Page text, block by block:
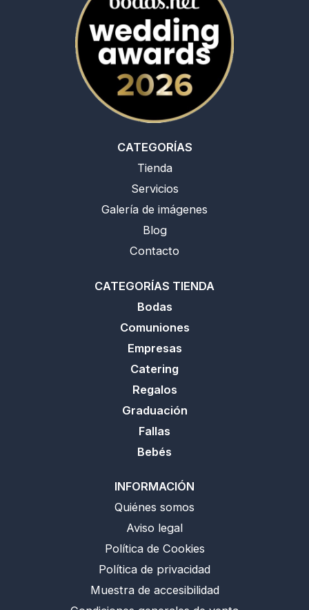
k
g
a
m
a
p
CATEGORÍAS
Tienda
Servicios
Galería de imágenes
Blog
Contacto
CATEGORÍAS TIENDA
Bodas
Comuniones
Empresas
Catering
Regalos
Graduación
Fallas
Bebés
INFORMACIÓN
Quiénes somos
Aviso legal
Política de Cookies
Política de privacidad
Muestra de accesibilidad